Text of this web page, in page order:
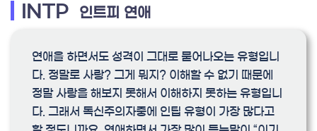
INTP 인트피 연애
연애을 하면서도 성격이 그대로 묻어나오는 유형입니
다. 정말로 사랑? 그게 뭐지? 이해할 수 없기 때문에
정말 사랑을 해보지 못해서 이해하지 못하는 유형입니
다. 그래서 독신주의자중에 인팁 유형이 가장 많다고